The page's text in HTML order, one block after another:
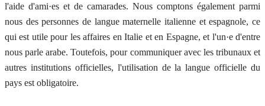
l'aide d'ami·es et de camarades. Nous comptons également parmi
nous des personnes de langue maternelle italienne et espagnole, ce
qui est utile pour les affaires en Italie et en Espagne, et l'un·e d'entre
nous parle arabe. Toutefois, pour communiquer avec les tribunaux et
autres institutions officielles, l'utilisation de la langue officielle du
pays est obligatoire.